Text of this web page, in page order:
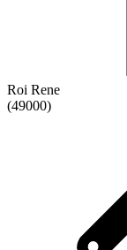
Roi Rene
(49000)